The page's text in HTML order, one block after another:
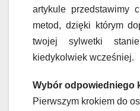
artykule przedstawimy
metod, dzięki którym
twojej sylwetki
kiedykolwiek wcześniej.
Wybór odpowiedniego
Pierwszym krokiem do